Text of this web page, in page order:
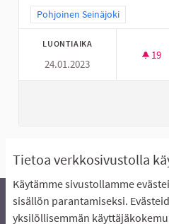
Tietoa verkkosivustolla
Käytämme sivustollamme
sisällön parantamiseksi.
yksilöllisemmän
Rajaa tulokset teeman
Pohjoinen Seinäjoki
LUONTIAIKA
24.01.2023
19
Äänestyksen pikaohjeet